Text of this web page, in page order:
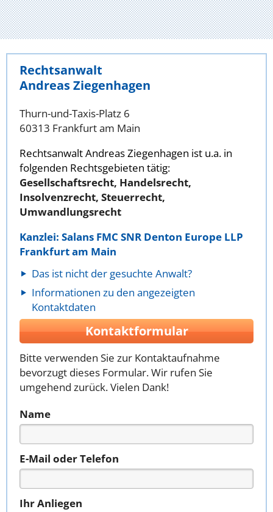
Rechtsanwalt
Andreas Ziegenhagen
Thurn-und-Taxis-Platz 6
60313 Frankfurt am Main
Rechtsanwalt Andreas Ziegenhagen ist u.a. in
folgenden Rechtsgebieten tätig:
Gesellschaftsrecht, Handelsrecht,
Insolvenzrecht, Steuerrecht,
Umwandlungsrecht
Kanzlei: Salans FMC SNR Denton Europe LLP
Frankfurt am Main
Das ist nicht der gesuchte Anwalt?
Informationen zu den angezeigten
Kontaktdaten
Kontaktformular
Bitte verwenden Sie zur Kontaktaufnahme
bevorzugt dieses Formular. Wir rufen Sie
umgehend zurück. Vielen Dank!
Name
E-Mail oder Telefon
Ihr Anliegen